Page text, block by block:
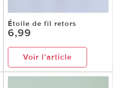
Étoile de fil retors
6,99
Voir l’article